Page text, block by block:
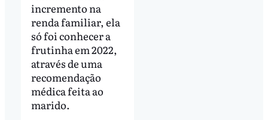
incremento na
renda familiar, ela
só foi conhecer a
frutinha em 2022,
através de uma
recomendação
médica feita ao
marido.